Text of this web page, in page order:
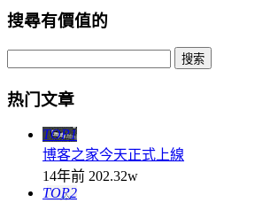
搜尋有價值的
热门文章
TOP1
博客之家今天正式上線
14年前 202.32w
TOP2